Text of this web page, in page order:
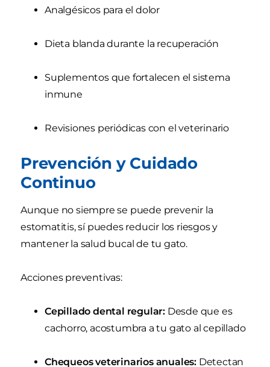
Analgésicos para el dolor
Dieta blanda durante la recuperación
Suplementos que fortalecen el sistema
inmune
Revisiones periódicas con el veterinario
Prevención y Cuidado
Continuo
Aunque no siempre se puede prevenir la
estomatitis, sí puedes reducir los riesgos y
mantener la salud bucal de tu gato.
Acciones preventivas:
Cepillado dental regular: Desde que es
cachorro, acostumbra a tu gato al cepillado
Chequeos veterinarios anuales: Detectan